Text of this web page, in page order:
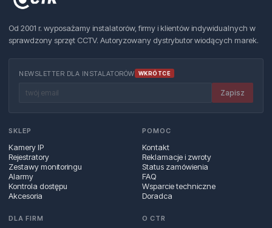
Od 2001 r. wyposażamy instalatorów, firmy i klientów indywidualnych w
sprawdzony sprzęt CCTV. Autoryzowany dystrybutor wiodących marek.
NEWSLETTER DLA INSTALATORÓW WKRÓTCE
Zapisz
SKLEP
Kamery IP
Rejestratory
Zestawy monitoringu
Alarmy
Kontrola dostępu
Akcesoria
POMOC
Kontakt
Reklamacje i zwroty
Status zamówienia
FAQ
Wsparcie techniczne
Doradca
DLA FIRM O CTR